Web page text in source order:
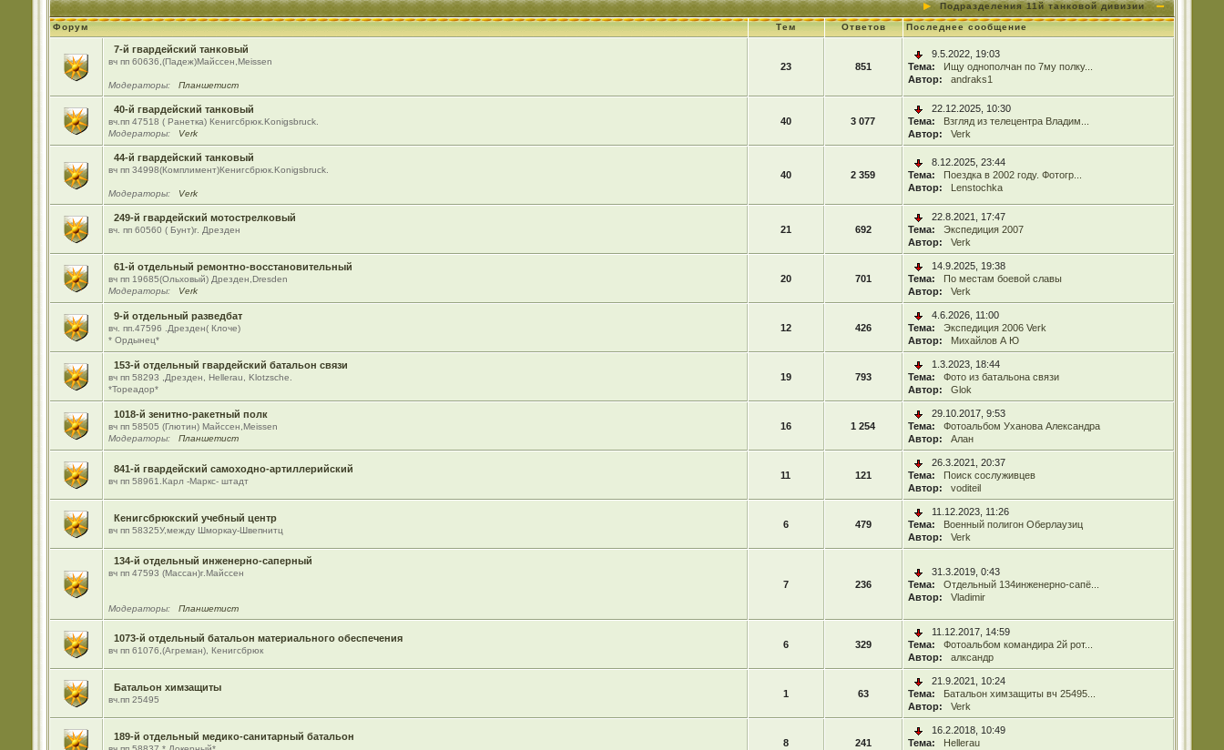
Подразделения 11й танковой дивизии
Форум Тем Ответов Последнее сообщение
7-й гвардейский танковый
вч пп 60636,(Падеж)Майсcен,Meissen
Модераторы: Планшетист
23 851
9.5.2022, 19:03
Тема:
Ищу однополчан по 7му полку...
Автор:
andraks1
40-й гвардейский танковый
вч.пп 47518 ( Ранетка) Кенигсбрюк.Konigsbruck.
Модераторы:
Verk
40 3 077
22.12.2025, 10:30
Тема:
Взгляд из телецентра Владим...
Автор:
Verk
44-й гвардейский танковый
вч пп 34998(Комплимент)Кенигсбрюк.Konigsbruck.
Модераторы: Verk
40 2 359
8.12.2025, 23:44
Тема:
Поездка в 2002 году. Фотогр...
Автор:
Lenstochka
249-й гвардейский мотострелковый
вч. пп 60560 ( Бунт)г. Дрезден 21 692
22.8.2021, 17:47
Тема:
Экспедиция 2007
Автор:
Verk
61-й отдельный ремонтно-восстановительный
вч пп 19685(Ольховый) Дрезден,Dresden
Модераторы:
Verk
20 701
14.9.2025, 19:38
Тема:
По местам боевой славы
Автор:
Verk
9-й отдельный разведбат
вч. пп.47596 .Дрезден( Клоче)
* Ордынец*
12 426
4.6.2026, 11:00
Тема:
Экспедиция 2006 Verk
Автор:
Михайлов А Ю
153-й отдельный гвардейский батальон связи
вч пп 58293 ,Дрезден, Hellerau, Klotzsche.
*Тореадор*
19 793
1.3.2023, 18:44
Тема:
Фото из батальона связи
Автор:
Glok
1018-й зенитно-ракетный полк
вч пп 58505 (Глютин) Майсcен,Meissen
Модераторы:
Планшетист
16 1 254
29.10.2017, 9:53
Тема:
Фотоальбом Уханова Александра
Автор:
Алан
841-й гвардейский самоходно-артиллерийский
вч пп 58961.Карл -Маркс- штадт
11 121
26.3.2021, 20:37
Тема:
Поиск сослуживцев
Автор:
voditeil
Кенигсбрюкский учебный центр
вч пп 58325У,между Шморкау-Швепнитц
6 479
11.12.2023, 11:26
Тема:
Военный полигон Оберлаузиц
Автор:
Verk
134-й отдельный инженерно-саперный
вч пп 47593 (Массан)г.Майссен
Модераторы: Планшетист
7 236
31.3.2019, 0:43
Тема:
Отдельный 134инженерно-сапё...
Автор:
Vladimir
1073-й отдельный батальон материального обеспечения
вч пп 61076,(Агреман), Кенигсбрюк
6 329
11.12.2017, 14:59
Тема:
Фотоальбом командира 2й рот...
Автор:
алксандр
Батальон химзащиты
вч.пп 25495
1 63
21.9.2021, 10:24
Тема:
Батальон химзащиты вч 25495...
Автор:
Verk
189-й отдельный медико-санитарный батальон
8 241
16.2.2018, 10:49
Тема:
Hellerau